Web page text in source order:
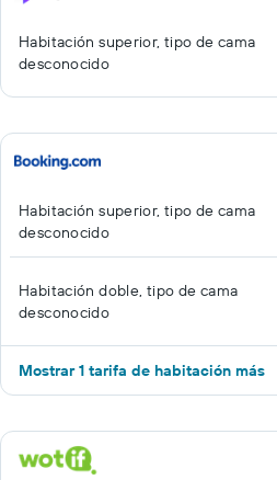
Habitación superior, tipo de cama
desconocido
Habitación superior, tipo de cama
desconocido
Habitación doble, tipo de cama
desconocido
Mostrar 1 tarifa de habitación más